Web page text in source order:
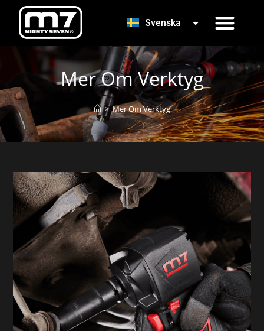
Svenska
Türkçe
Mer Om Verktyg
> Mer Om Verktyg